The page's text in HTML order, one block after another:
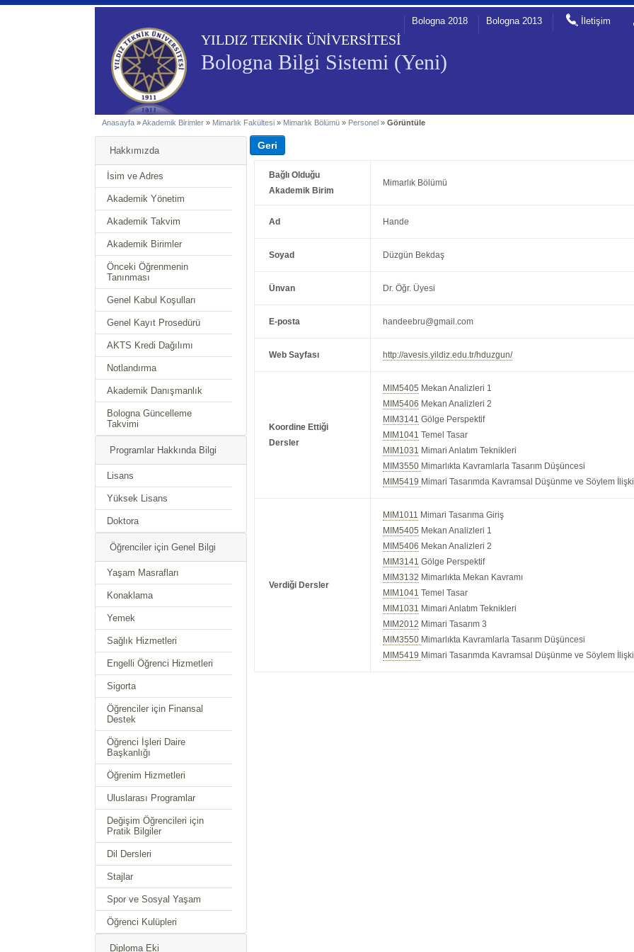
YILDIZ TEKNİK ÜNİVERSİTESİ
Bologna Bilgi Sistemi (Yeni)
Bologna 2018 Bologna 2013 İletişim
Anasayfa »Akademik Birimler » Mimarlık Fakültesi » Mimarlık Bölümü » Personel »Görüntüle
Hakkımızda
İsim ve Adres
Akademik Yönetim
Akademik Takvim
Akademik Birimler
Önceki Öğrenmenin
Tanınması
Genel Kabul Koşulları
Genel Kayıt Prosedürü
AKTS Kredi Dağılımı
Notlandırma
Akademik Danışmanlık
Bologna Güncelleme
Takvimi
Programlar Hakkında Bilgi
Lisans
Yüksek Lisans
Doktora
Öğrenciler için Genel Bilgi
Yaşam Masrafları
Konaklama
Yemek
Sağlık Hizmetleri
Engelli Öğrenci Hizmetleri
Sigorta
Öğrenciler için Finansal
Destek
Öğrenci İşleri Daire
Başkanlığı
Öğrenim Hizmetleri
Uluslarası Programlar
Değişim Öğrencileri için
Pratik Bilgiler
Dil Dersleri
Stajlar
Spor ve Sosyal Yaşam
Öğrenci Kulüpleri
Diploma Eki
Bağlı Olduğu
Akademik Birim
Mimarlık Bölümü
Ad Hande
Soyad Düzgün Bekdaş
Ünvan Dr. Öğr. Üyesi
E-posta handeebru@gmail.com
Web Sayfası http://avesis.yildiz.edu.tr/hduzgun/
Koordine Ettiği
Dersler
MIM5405 Mekan Analizleri 1
MIM5406 Mekan Analizleri 2
MIM3141 Gölge Perspektif
MIM1041 Temel Tasar
MIM1031 Mimari Anlatım Teknikleri
MIM3550 Mimarlıkta Kavramlarla Tasarım Düşüncesi
MIM5419 Mimari Tasarımda Kavramsal Düşünme ve Söylem
Verdiği Dersler
MIM1011 Mimari Tasarıma Giriş
MIM5405 Mekan Analizleri 1
MIM5406 Mekan Analizleri 2
MIM3141 Gölge Perspektif
MIM3132 Mimarlıkta Mekan Kavramı
MIM1041 Temel Tasar
MIM1031 Mimari Anlatım Teknikleri
MIM2012 Mimari Tasarım 3
MIM3550 Mimarlıkta Kavramlarla Tasarım Düşüncesi
MIM5419 Mimari Tasarımda Kavramsal Düşünme ve Söylem